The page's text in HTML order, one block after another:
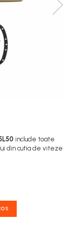
include toate
din cutia de viteze